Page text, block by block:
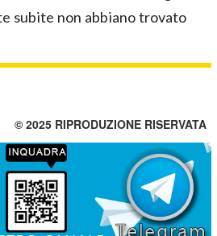
subite non abbiano trovato
© 2025 RIPRODUZIONE RISERVATA